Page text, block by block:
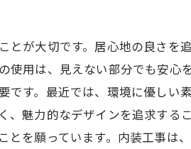
とが大切です。居心地の良さを
使用は、見えない部分でも安心
です。最近では、環境に優しい
、魅力的なデザインを追求する
を願っています。内装工事は